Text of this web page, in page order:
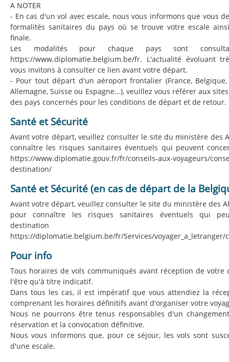
A NOTER
- En cas d'un vol avec escale, nous vous informons que vous
formalités sanitaires du pays où se trouve votre escale
finale.
Les modalités pour chaque pays sont
https://www.diplomatie.belgium.be/fr. L'actualité évoluant
vous invitons à consulter ce lien avant votre départ.
- Pour tout départ d'un aéroport frontalier (France, Belgique,
Allemagne, Suisse ou Espagne...), veuillez vous référer aux
des pays concernés pour les conditions de départ et de retour.
Santé et Sécurité
Avant votre départ, veuillez consulter le site du ministère des
connaître les risques sanitaires éventuels qui peuvent
https://www.diplomatie.gouv.fr/fr/conseils-aux-voyageurs/
destination/
Santé et Sécurité (en cas de départ de la
Avant votre départ, veuillez consulter le site du ministère des
pour connaître les risques sanitaires éventuels qui
https://diplomatie.belgium.be/fr/Services/voyager_a_letranger/
Pour info
Tous horaires de vols communiqués avant réception de votre
l'être qu'à titre indicatif.
Dans tous les cas, il est impératif que vous attendiez la
comprenant les horaires définitifs avant d'organiser votre
Nous ne pourrons être tenus responsables d'un
réservation et la convocation définitive.
Nous vous informons que, pour ce séjour, les vols sont
d'une escale.